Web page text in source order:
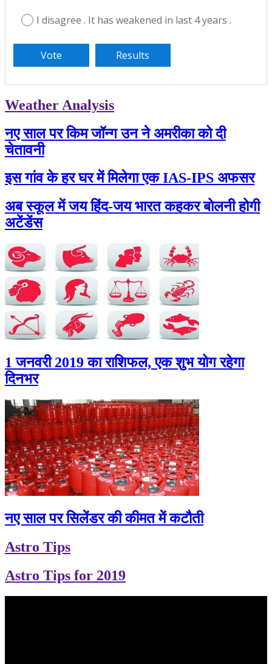
I disagree . It has weakened in last 4 years .
Weather Analysis
नए साल पर किम जॉन्ग उन ने अमरीका को दी
चेतावनी
इस गांव के हर घर में मिलेगा एक IAS-IPS अफसर
अब स्कूल में जय हिंद-जय भारत कहकर बोलनी होगी
अटेंडेंस
1 जनवरी 2019 का राशिफल, एक शुभ योग रहेगा
दिनभर
नए साल पर सिलेंडर की कीमत में कटौती
Astro Tips
Astro Tips for 2019